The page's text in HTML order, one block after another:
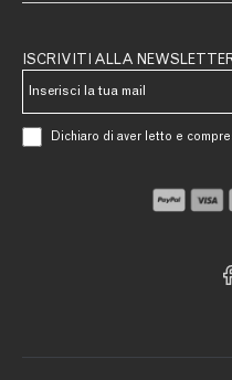
ISCRIVITI ALLA
Dichiaro di aver letto e